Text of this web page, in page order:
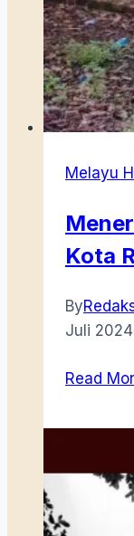
Melayu
Kota
By
Juli 2024
Read